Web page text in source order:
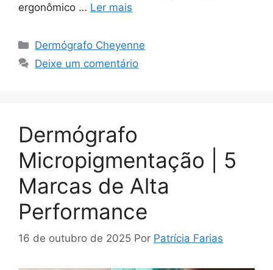
ergonômico … Ler mais
Categorias
Dermógrafo Cheyenne
Deixe um comentário
Dermógrafo
Micropigmentação | 5
Marcas de Alta
Performance
16 de outubro de 2025 Por Patrícia Farias